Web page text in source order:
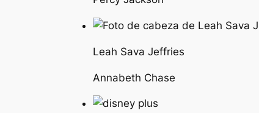
Leah Sava Jeffries
Annabeth Chase